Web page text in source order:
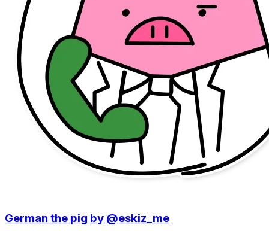
German the pig by @eskiz_me